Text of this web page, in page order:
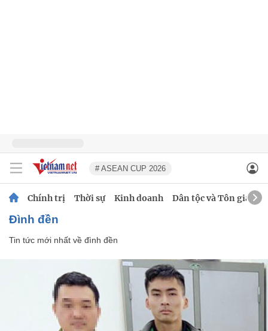
# ASEAN CUP 2026
Chính trị Thời sự Kinh doanh Dân tộc và Tôn giáo
đình đền
Tin tức mới nhất về đình đền